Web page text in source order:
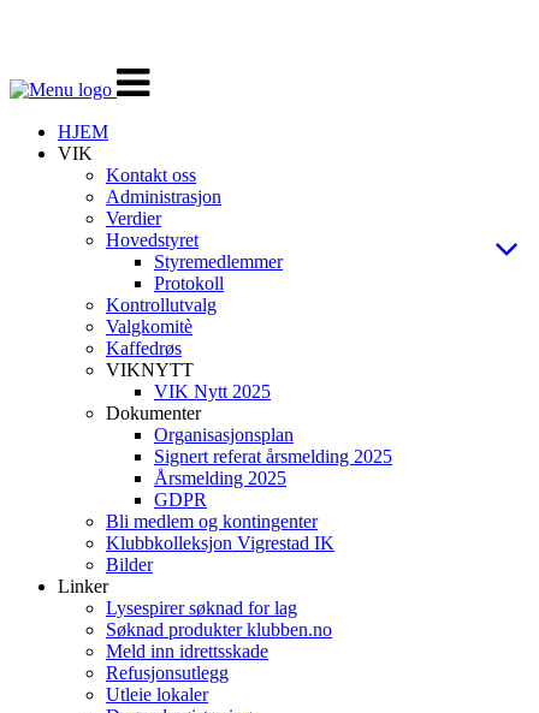
Veksle
navigasjon
HJEM
VIK
Kontakt oss
Administrasjon
Verdier
Hovedstyret
Styremedlemmer
Protokoll
Kontrollutvalg
Valgkomitè
Kaffedrøs
VIKNYTT
VIK Nytt 2025
Dokumenter
Organisasjonsplan
Signert referat årsmelding 2025
Årsmelding 2025
GDPR
Bli medlem og kontingenter
Klubbkolleksjon Vigrestad IK
Bilder
Linker
Lysespirer søknad for lag
Søknad produkter klubben.no
Meld inn idrettsskade
Refusjonsutlegg
Utleie lokaler